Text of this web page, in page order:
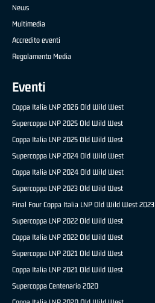
News
Multimedia
Accredito eventi
Regolamento Media
Eventi
Coppa Italia LNP 2026 Old Wild West
Supercoppa LNP 2025 Old Wild West
Coppa Italia LNP 2025 Old Wild West
Supercoppa LNP 2024 Old Wild West
Coppa Italia LNP 2024 Old Wild West
Supercoppa LNP 2023 Old Wild West
Final Four Coppa Italia LNP Old Wild West 2023
Supercoppa LNP 2022 Old Wild West
Coppa Italia LNP 2022 Old Wild West
Supercoppa LNP 2021 Old Wild West
Coppa Italia LNP 2021 Old Wild West
Supercoppa Centenario 2020